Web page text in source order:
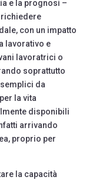
e la prognosi –
richiedere
con un impatto
lavorativo e
lavoratrici o
soprattutto
da
la vita
disponibili
arrivando
proprio per
la capacità